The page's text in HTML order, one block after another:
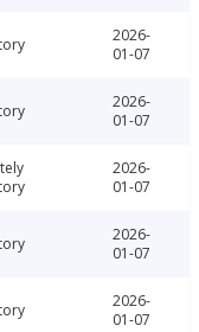
2026-
01-07
2026-
01-07
2026-
01-07
2026-
01-07
2026-
01-07